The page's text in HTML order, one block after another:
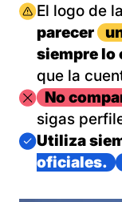
Imagen
El logo de
parecer
siempre lo
que la
Imagen
No
sigas
Imagen
Utiliza
oficiales.